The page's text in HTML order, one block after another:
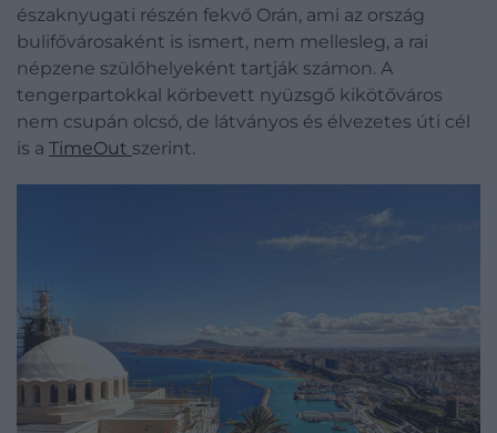
északnyugati részén fekvő Orán, ami az ország
bulifővárosaként is ismert, nem mellesleg, a rai
népzene szülőhelyeként tartják számon. A
tengerpartokkal körbevett nyüzsgő kikötőváros
nem csupán olcsó, de látványos és élvezetes úti cél
is a TimeOut szerint.